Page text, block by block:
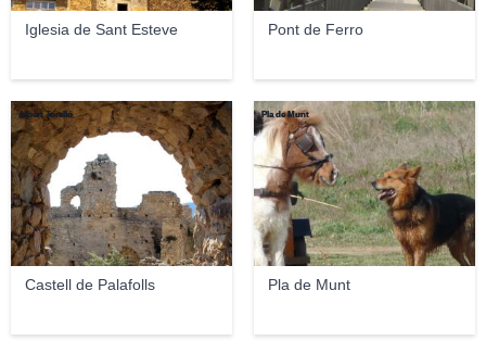
Iglesia de Sant Esteve Pont de Ferro
Castell de Palafolls
Albert Torelló
Pla de Munt
Pla de Munt